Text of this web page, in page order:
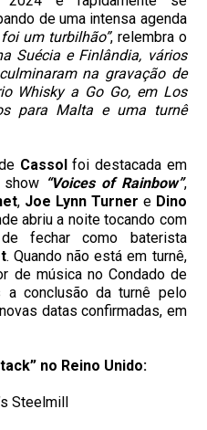
de uma intensa agenda
um turbilhão”, relembra o
Suécia e Finlândia, vários
na gravação de
Whisky a Go Go, em Los
para Malta e uma turnê
Cassolfoi destacada em
show “Voices of Rainbow”,
, Joe Lynn Turner e Dino
abriu a noite tocando com
fechar como baterista
. Quando não está em turnê,
de música no Condado de
a conclusão da turnê pelo
datas confirmadas, em
no Reino Unido:
Steelmill